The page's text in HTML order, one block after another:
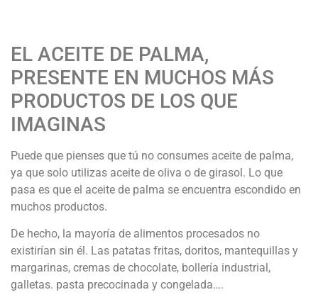
EL ACEITE DE PALMA,
PRESENTE EN MUCHOS MÁS
PRODUCTOS DE LOS QUE
IMAGINAS
Puede que pienses que tú no consumes aceite de palma,
ya que solo utilizas aceite de oliva o de girasol. Lo que
pasa es que el aceite de palma se encuentra escondido en
muchos productos.
De hecho, la mayoría de alimentos procesados no
existirían sin él. Las patatas fritas, doritos, mantequillas y
margarinas, cremas de chocolate, bollería industrial,
galletas. pasta precocinada y congelada….